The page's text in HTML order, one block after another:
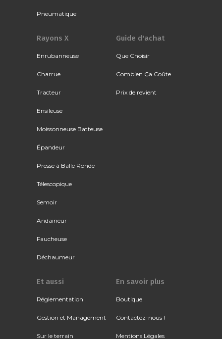
Pneumatique
Rayons X
Enrubanneuse
Charrue
Tracteur
Ensileuse
Moissonneuse Batteuse
Épandeur
Presse à Balle Ronde
Télescopique
Semoir
Andaineur
Faucheuse
Déchaumeur
Guide d'achat
Que Choisir
Combien Ça Coûte
Prix de revient
Et aussi
Réglementation
Gestion et Management
Sur le terrain
En savoir plus
Boutique
Contactez-nous !
Mentions Légales